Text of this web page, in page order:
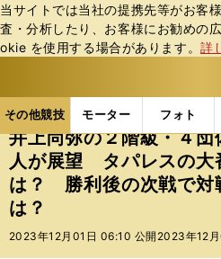
当サイトでは当社の提携先等がお客
査・分析したり、お客様にお勧めの
okie を使⽤する場合があります。詳
その他競技 モーター フォト
ス
ポ
ル
テ
ィ
ー
バ
その他競技の記事一覧
井上尚弥の２階級・４
人が展望 タパレスの大
は？ 勝利後の次戦で対
は？
2023年12月01日 06:10 公開 2023年12